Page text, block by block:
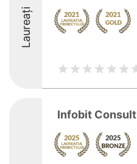
Laureați
Infobit Consult